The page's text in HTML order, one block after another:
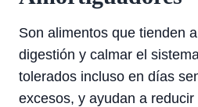
Son alimentos que tienden
digestión y calmar el
tolerados incluso en días
excesos, y ayudan a